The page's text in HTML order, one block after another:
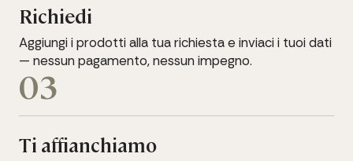
Richiedi
Aggiungi i prodotti alla tua richiesta e inviaci i tuoi dati
— nessun pagamento, nessun impegno.
03
Ti affianchiamo